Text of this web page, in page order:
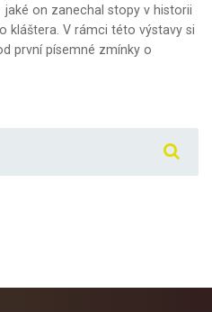
jaké on zanechal stopy v historii
kláštera. V rámci této výstavy si
první písemné zmínky o